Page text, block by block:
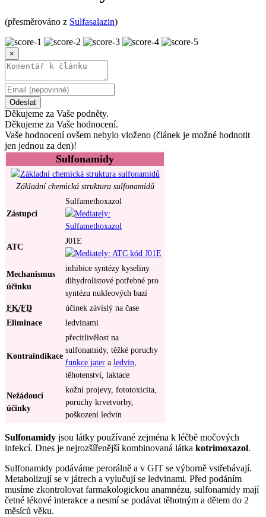
(přesměrováno z Sulfasalazin)
×
Odeslat
Děkujeme za Vaše podněty.
Děkujeme za Vaše hodnocení.
Vaše hodnocení ovšem nebylo vloženo (článek je možné hodnotit
jen jednou za den)!
Sulfonamidy
Základní chemická struktura sulfonamidů
Zástupci
Sulfamethoxazol
ATC
J01E
Mechanismus
účinku
inhibice syntézy kyseliny
dihydrolistové potřebné pro
syntézu nukleových bazí
FK/FD
účinek závislý na čase
Eliminace
ledvinami
Kontraindikace
přecitlivělost na
sulfonamidy, těžké poruchy
funkce jater a ledvin
těhotenství, laktace
Nežádoucí
účinky
kožní projevy, fototoxicita,
poruchy krvetvorby,
poškození ledvin
Sulfonamidy jsou látky používané zejména k léčbě močových
infekcí. Dnes je nejrozšířenější kombinovaná látka kotrimoxazol.
Sulfonamidy podáváme perorálně a v GIT se výborně vstřebávají.
Metabolizují se v játrech a vylučují se ledvinami. Před podáním
musíme zkontrolovat farmakologickou anamnézu, sulfonamidy mají
četné lékové interakce a nesmí se podávat těhotným a dětem do 2
měsíců věku.